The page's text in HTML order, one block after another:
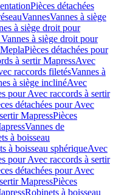
Pièces détachées
VannesVannes à siège
à siège droit pour
à siège droit pour
Pièces détachées pour
à sertir MapressAvec
raccords filetésVannes à
à siège inclinéAvec
pour Avec raccords à sertir
détachées pour Avec
MapressPièces
Vannes de
à boisseau
à boisseau sphériqueAvec
pour Avec raccords à sertir
détachées pour Avec
MapressPièces
Robinets à boisseau